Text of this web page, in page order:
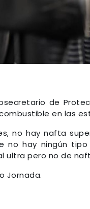
de
en las
no hay nafta
no hay ningún
ultra pero no de
Jornada.